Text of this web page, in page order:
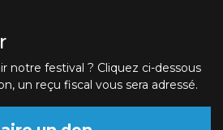
notre festival ? Cliquez ci-dessous
un reçu fiscal vous sera adressé.